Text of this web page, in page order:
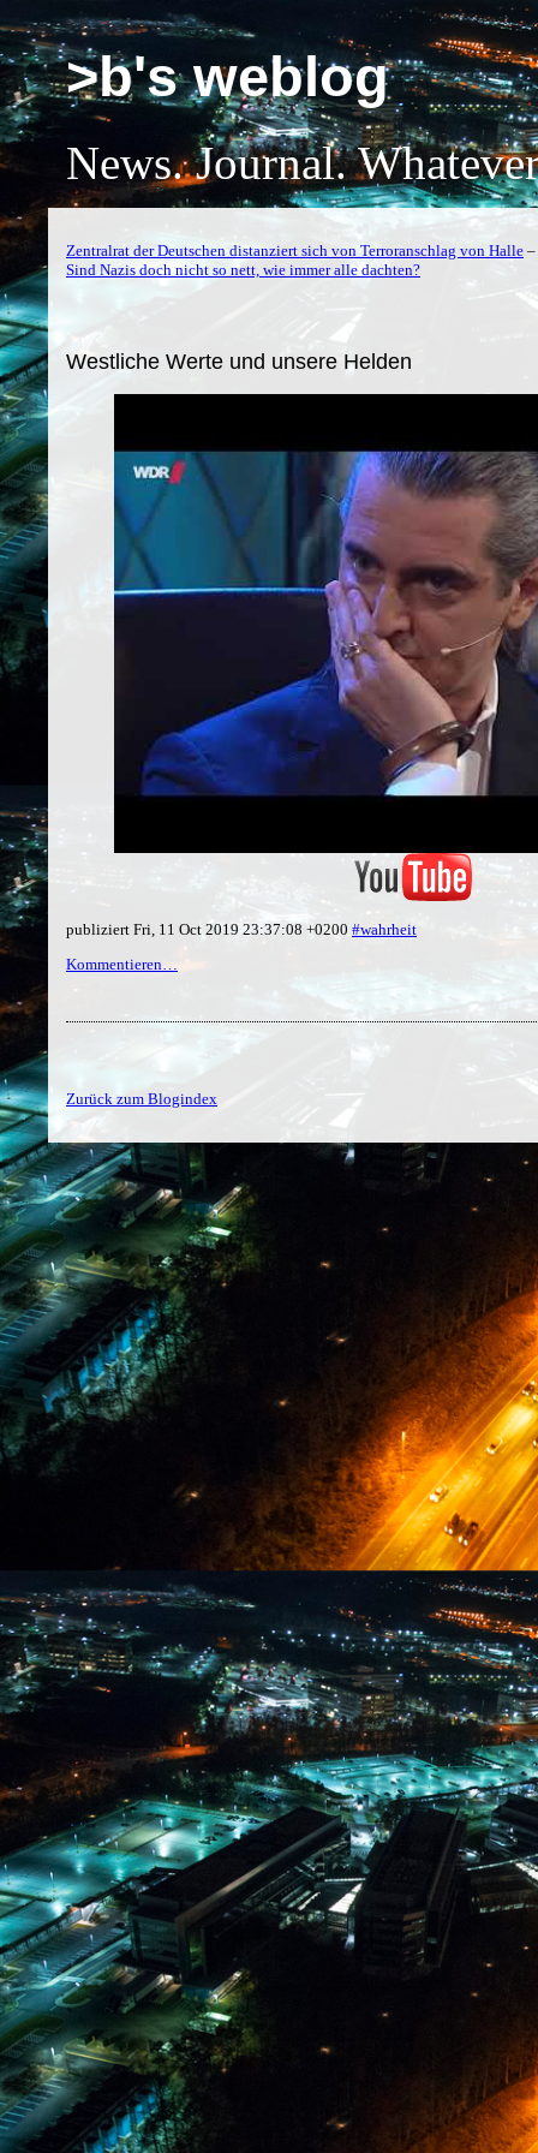
>b's weblog
News. Journal.
Zentralrat der Deutschen distanziert sich von Terroranschlag von Halle –
Sind Nazis doch nicht so nett, wie immer alle dachten?
Westliche Werte und unsere Helden
publiziert Fri, 11 Oct 2019 23:37:08 +0200 #wahrheit
Kommentieren…
Zurück zum Blogindex